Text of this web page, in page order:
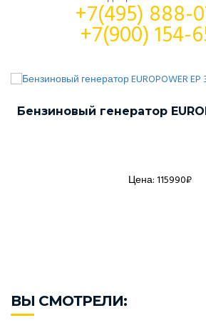
+7(495) 888-
+7(900) 154-
Бензиновый генератор
Цена: 115990₽
ВЫ СМОТРЕЛИ: